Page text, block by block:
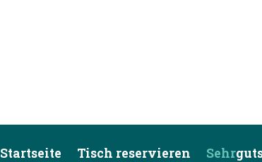
Startseite Tisch reservieren Sehr